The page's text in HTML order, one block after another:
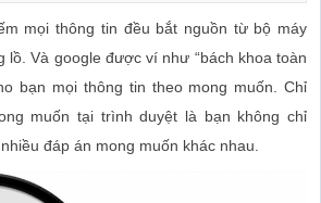
mọi thông tin đều bắt nguồn từ bộ máy
lồ. Và google được ví như “bách khoa toàn
bạn mọi thông tin theo mong muốn. Chỉ
muốn tại trình duyệt là bạn không chỉ
đáp án mong muốn khác nhau.